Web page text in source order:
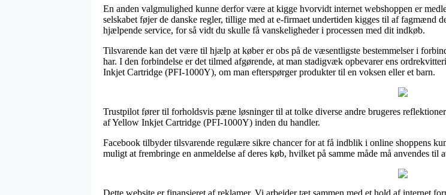
En anden valgmulighed kunne derfor være at kigge hvorvidt internet webshoppen er
selskabet føjer de danske regler, tillige med at e-firmaet undertiden kigges til af fagmænd
hjælpende service, for så vidt du skulle få vanskeligheder i processen med dit indkøb.
Tilsvarende kan det være til hjælp at køber er obs på de væsentligste bestemmelser i
har. I den forbindelse er det tilmed afgørende, at man stadigvæk opbevarer ens
Inkjet Cartridge (PFI-1000Y), om man efterspørger produkter til en voksen eller et barn.
Trustpilot fører til forholdsvis pæne løsninger til at tolke diverse andre brugeres
af Yellow Inkjet Cartridge (PFI-1000Y) inden du handler.
Facebook tilbyder tilsvarende regulære sikre chancer for at få indblik i online shoppens
muligt at frembringe en anmeldelse af deres køb, hvilket på samme måde må anvendes til
Dette website er finansieret af reklamer. Vi arbejder tæt sammen med et hold af internet